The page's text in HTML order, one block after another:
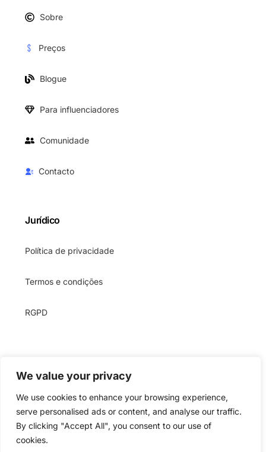
We value your privacy
We use cookies to enhance your browsing experience,
serve personalised ads or content, and analyse our traffic.
By clicking "Accept All", you consent to our use of
cookies.
Sobre
Preços
Blogue
Para influenciadores
Comunidade
Contacto
Jurídico
Política de privacidade
Termos e condições
RGPD
Direitos de autor © 2024 – 2026StartMsg MB. Todos
os direitos reservados. É proibida qualquer utilização